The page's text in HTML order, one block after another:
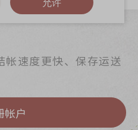
更多
奇华工作坊
帐速度更快、保存运送
帐户